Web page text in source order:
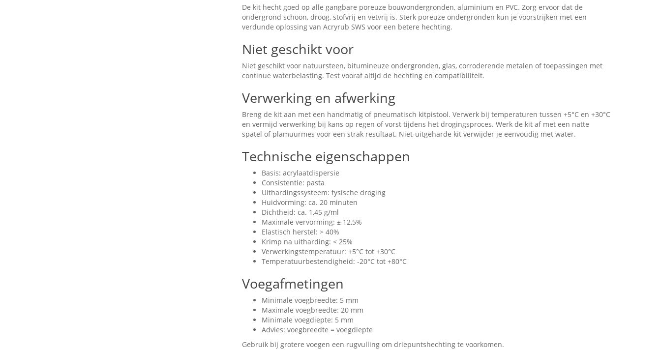
De kit hecht goed op alle gangbare poreuze bouwondergronden, aluminium en PVC. Zorg ervoor dat de
ondergrond schoon, droog, stofvrij en vetvrij is. Sterk poreuze ondergronden kun je voorstrijken met een
verdunde oplossing van Acryrub SWS voor een betere hechting.
Niet geschikt voor
Niet geschikt voor natuursteen, bitumineuze ondergronden, glas, corroderende metalen of toepassingen met
continue waterbelasting. Test vooraf altijd de hechting en compatibiliteit.
Verwerking en afwerking
Breng de kit aan met een handmatig of pneumatisch kitpistool. Verwerk bij temperaturen tussen +5°C en +30°C
en vermijd verwerking bij kans op regen of vorst tijdens het drogingsproces. Werk de kit af met een natte
spatel of plamuurmes voor een strak resultaat. Niet-uitgeharde kit verwijder je eenvoudig met water.
Technische eigenschappen
Basis: acrylaatdispersie
Consistentie: pasta
Uithardingssysteem: fysische droging
Huidvorming: ca. 20 minuten
Dichtheid: ca. 1,45 g/ml
Maximale vervorming: ± 12,5%
Elastisch herstel: > 40%
Krimp na uitharding: < 25%
Verwerkingstemperatuur: +5°C tot +30°C
Temperatuurbestendigheid: -20°C tot +80°C
Voegafmetingen
Minimale voegbreedte: 5 mm
Maximale voegbreedte: 20 mm
Minimale voegdiepte: 5 mm
Advies: voegbreedte = voegdiepte
Gebruik bij grotere voegen een rugvulling om driepuntshechting te voorkomen.